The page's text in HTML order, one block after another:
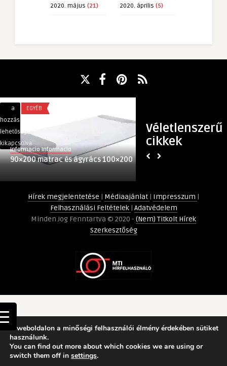
2020. május (21) 2020. április (5)
Véletlenszerű
cikkek
90×200
matrac
és
ágyrács
100×200
bejegyzéshez
a
hozzászólások
lehetősége
kikapcsolva
EGYÉB
Informacio Informacio
90×200 matrac és ágyrács 100×200
bejegyzéshez
lehetősége
kikapcsolva
Hírek megjelentetése | Médiaajánlat | Impresszum |
Felhasználási Feltételek | Adatvédelem
Minden Jog Fenntartva © 2020 - (Nem) Titkolt Hírek
Szerkesztőség
A weboldalon a minőségi felhasználói élmény érdekében sütiket
használunk.
You can find out more about which cookies we are using or
switch them off in settings.